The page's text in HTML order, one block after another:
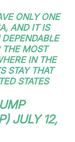
ONLY ONE
AND IT IS
THE MOST
IN THE
STAY THAT
STATES
JULY 12,